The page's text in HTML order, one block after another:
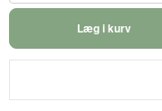
Læg i kurv